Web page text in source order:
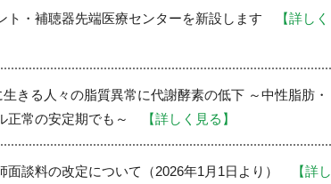
ト・補聴器先端医療センターを新設します
【詳しく
きる人々の脂質異常に代謝酵素の低下 ～中性脂肪・
正常の安定期でも～
【詳しく見る】
面談料の改定について（2026年1月1日より）
【詳し